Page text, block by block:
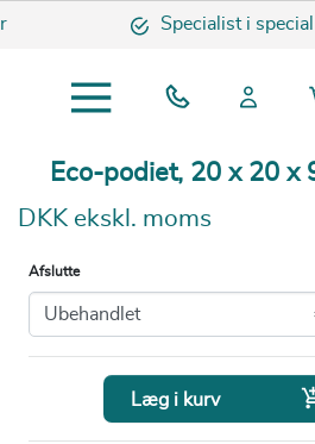
Specialist i special
Eco-podiet, 20 x 20 x
DKK ekskl. moms
Afslutte
Læg i kurv